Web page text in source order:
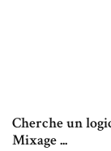
Cherche un
Mixage ...